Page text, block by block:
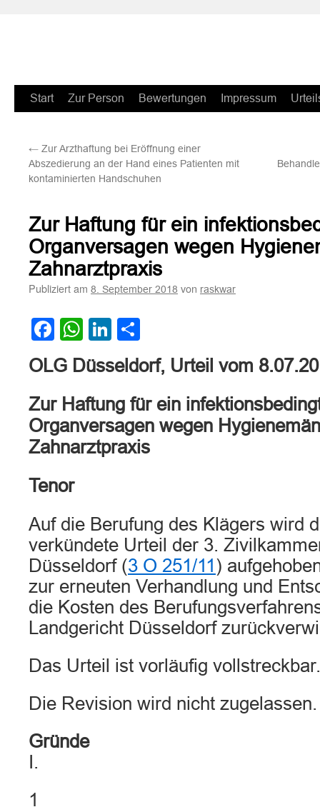
Zum
springen
Start Zur Person Bewertungen Impressum
← Zur Arzthaftung bei Eröffnung einer
Abszedierung an der Hand eines Patienten mit
kontaminierten Handschuhen
Zur Haftung für ein
Organversagen wegen
Zahnarztpraxis
Publiziert am 8. September 2018 von raskwar
Facebook
WhatsApp
LinkedIn
OLG Düsseldorf, Urteil vom
Zur Haftung für ein
Organversagen wegen
Zahnarztpraxis
Tenor
Auf die Berufung des Klägers wird
verkündete Urteil der 3.
Düsseldorf (3 O 251/11 )
zur erneuten Verhandlung und
die Kosten des
Landgericht Düsseldorf
Das Urteil ist vorläufig vollstreckbar.
Die Revision wird nicht zugelassen.
Gründe
I.
1